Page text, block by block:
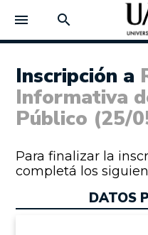
menu search
Inscripción a
Informativa
Público (25/
Para finalizar la
completá los
DATOS